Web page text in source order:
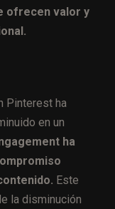
ofrecen valor y
Pinterest ha
en un
ha
Este
la disminución